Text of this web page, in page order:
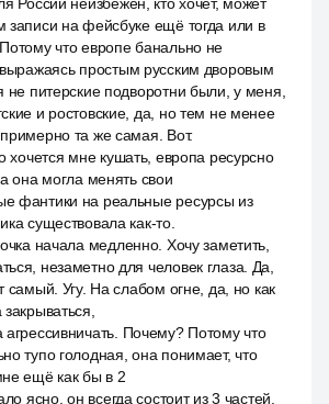
записи на фейсбуке ещё тогда или в
что европе банально не
простым русским дворовым
не питерские подворотни были, у меня,
и ростовские, да, но тем не менее
та же самая. Вот.
хочется мне кушать, европа ресурсно
она могла менять свои
фантики на реальные ресурсы из
существовала как-то.
начала медленно. Хочу заметить,
незаметно для человек глаза. Да,
самый. Угу. На слабом огне, да, но как
агрессивничать. Почему? Потому что
тупо голодная, она понимает, что
ещё как бы в 2
ясно, он всегда состоит из 3 частей.